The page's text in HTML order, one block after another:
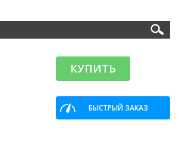
КУПИТЬ
БЫСТРЫЙ ЗАКАЗ